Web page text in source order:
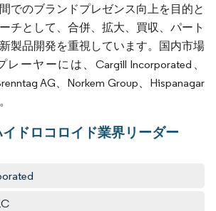
でのブランドプレゼンス向上を目的と
チとして、合併、拡大、買収、パート
製品開発を重視しています。国内市場
ーヤーには、Cargill Incorporated、
AG、Norkem Group、Hispanagar
ドロコロイド業界リーダー